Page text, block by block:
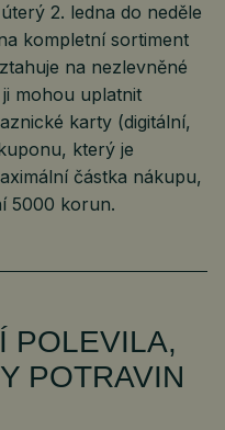
2. ledna do neděle
kompletní sortiment
na nezlevněné
mohou uplatnit
karty (digitální,
který je
částka nákupu,
5000 korun.
POLEVILA,
POTRAVIN